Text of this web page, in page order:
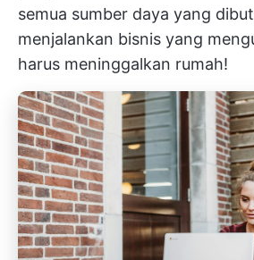
semua sumber daya yang
menjalankan bisnis yang
harus meninggalkan rumah!